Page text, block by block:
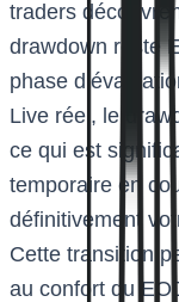
traders
drawdown reste
phase
Live réel, le
ce qui est
temporaire en
définitivement
Cette transition
au confort du